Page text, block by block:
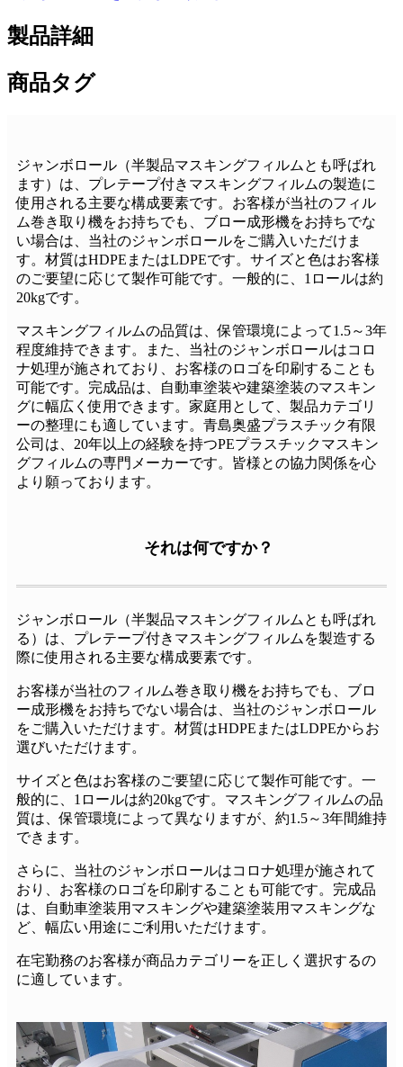
製品詳細
商品タグ
ジャンボロール（半製品マスキングフィルムとも呼ばれ
ます）は、プレテープ付きマスキングフィルムの製造に
使用される主要な構成要素です。お客様が当社のフィル
ム巻き取り機をお持ちでも、ブロー成形機をお持ちでな
い場合は、当社のジャンボロールをご購入いただけま
す。材質はHDPEまたはLDPEです。サイズと色はお客様
のご要望に応じて製作可能です。一般的に、1ロールは約
20kgです。
マスキングフィルムの品質は、保管環境によって1.5～3年
程度維持できます。また、当社のジャンボロールはコロ
ナ処理が施されており、お客様のロゴを印刷することも
可能です。完成品は、自動車塗装や建築塗装のマスキン
グに幅広く使用できます。家庭用として、製品カテゴリ
ーの整理にも適しています。青島奥盛プラスチック有限
公司は、20年以上の経験を持つPEプラスチックマスキン
グフィルムの専門メーカーです。皆様との協力関係を心
より願っております。
それは何ですか？
ジャンボロール（半製品マスキングフィルムとも呼ばれ
る）は、プレテープ付きマスキングフィルムを製造する
際に使用される主要な構成要素です。
お客様が当社のフィルム巻き取り機をお持ちでも、ブロ
ー成形機をお持ちでない場合は、当社のジャンボロール
をご購入いただけます。材質はHDPEまたはLDPEからお
選びいただけます。
サイズと色はお客様のご要望に応じて製作可能です。一
般的に、1ロールは約20kgです。マスキングフィルムの品
質は、保管環境によって異なりますが、約1.5～3年間維持
できます。
さらに、当社のジャンボロールはコロナ処理が施されて
おり、お客様のロゴを印刷することも可能です。完成品
は、自動車塗装用マスキングや建築塗装用マスキングな
ど、幅広い用途にご利用いただけます。
在宅勤務のお客様が商品カテゴリーを正しく選択するの
に適しています。